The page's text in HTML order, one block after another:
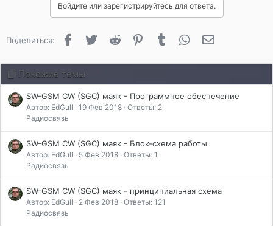
Войдите или зарегистрируйтесь для ответа.
Поделиться: FacebookTwitter Reddit PinterestTumblr WhatsApp
Похожие темы
SW-GSM CW (SGC) маяк - Программное обеспечение
Автор: EdGull 19 Фев 2018 Ответы: 2
Радиосвязь
SW-GSM CW (SGC) маяк - Блок-схема работы
Автор: EdGull 5 Фев 2018 Ответы: 1
Радиосвязь
SW-GSM CW (SGC) маяк - принципиальная схема
Автор: EdGull 2 Фев 2018 Ответы: 121
Радиосвязь